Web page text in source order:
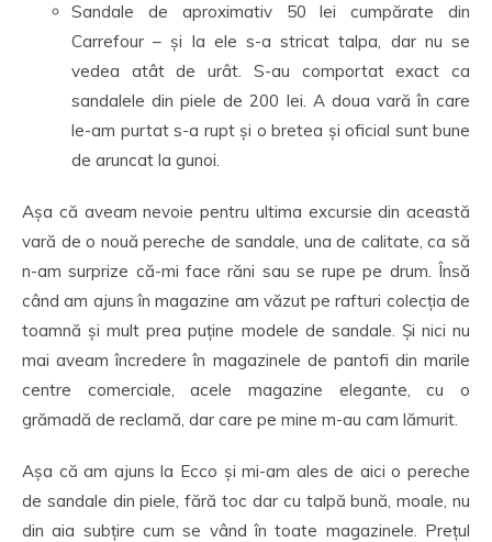
Sandale de aproximativ 50 lei cumpărate din
Carrefour – și la ele s-a stricat talpa, dar nu se
vedea atât de urât. S-au comportat exact ca
sandalele din piele de 200 lei. A doua vară în care
le-am purtat s-a rupt și o bretea și oficial sunt bune
de aruncat la gunoi.
Așa că aveam nevoie pentru ultima excursie din această
vară de o nouă pereche de sandale, una de calitate, ca să
n-am surprize că-mi face răni sau se rupe pe drum. Însă
când am ajuns în magazine am văzut pe rafturi colecția de
toamnă și mult prea puține modele de sandale. Și nici nu
mai aveam încredere în magazinele de pantofi din marile
centre comerciale, acele magazine elegante, cu o
grămadă de reclamă, dar care pe mine m-au cam lămurit.
Așa că am ajuns la Ecco și mi-am ales de aici o pereche
de sandale din piele, fără toc dar cu talpă bună, moale, nu
din aia subțire cum se vând în toate magazinele. Prețul